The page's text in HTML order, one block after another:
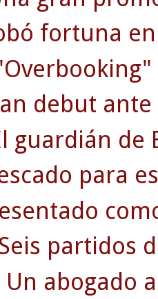
fortuna
debut ante
guardián de
para
partidos
Un abogado